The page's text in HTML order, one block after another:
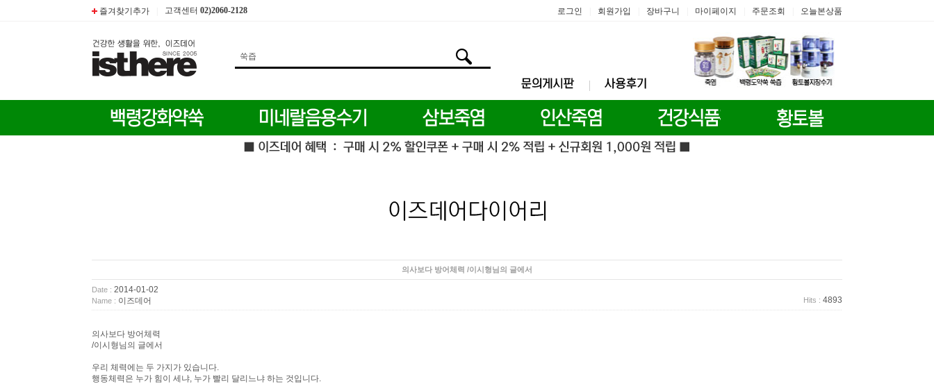
즐겨찾기추가 고객센터 02)2060-2128 로그인 회원가입 장바구니 마이페이지 주문조회 오늘본상품
의사보다 방어체력 /이시형님의 글에서
Date : 2014-01-02
Name : 이즈데어 Hits : 4893
의사보다 방어체력
/이시형님의 글에서
우리 체력에는 두 가지가 있습니다.
행동체력은 누가 힘이 세냐, 누가 빨리 달리느냐 하는 것입니다.